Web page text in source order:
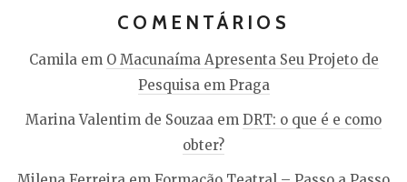
COMENTÁRIOS
Camilaem O Macunaíma Apresenta Seu Projeto de
Pesquisa em Praga
Marina Valentim de Souzaa em DRT: o que é e como
obter?